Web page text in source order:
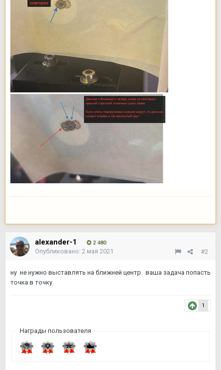
alexander-1 2 480
#2
Опубликовано: 2 мая 2021
ну не нужно выставлять на ближней центр. ваша задача попасть
точка в точку
1
Награды пользователя